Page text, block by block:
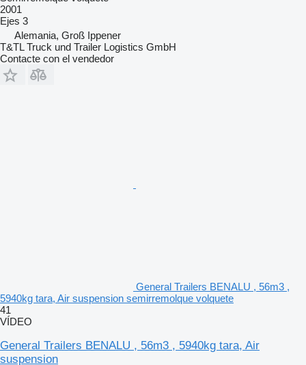
2001
Ejes 3
Alemania, Groß Ippener
T&TL Truck und Trailer Logistics GmbH
Contacte con el vendedor
General Trailers BENALU , 56m3 ,
5940kg tara, Air suspension semirremolque volquete
41
VÍDEO
General Trailers BENALU , 56m3 , 5940kg tara, Air
suspension